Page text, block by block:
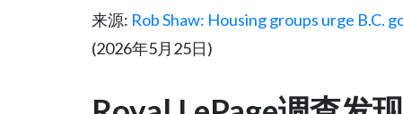
来源: Rob Shaw: Housing groups urge B.C.
(2026年5月25日)